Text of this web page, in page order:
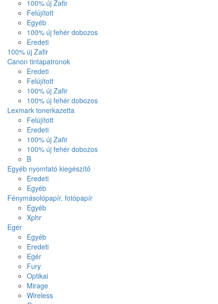
100% új Zafir
Felújított
Egyéb
100% új fehér dobozos
Eredeti
100% új Zafir
Canon tintapatronok
Eredeti
Felújított
100% új Zafir
100% új fehér dobozos
Lexmark tonerkazetta
Felújított
Eredeti
100% új Zafir
100% új fehér dobozos
B
Egyéb nyomtató kiegészítő
Eredeti
Egyéb
Fénymásolópapír, fotópapír
Egyéb
Xphr
Egér
Egyéb
Eredeti
Egér
Fury
Optikai
Mirage
Wireless